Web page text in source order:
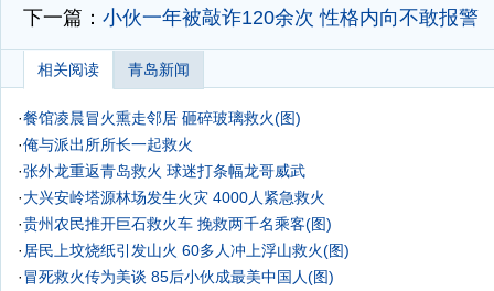
下一篇： 小伙一年被敲诈120余次 性格内向不敢报警
相关阅读 青岛新闻
·餐馆凌晨冒火熏走邻居 砸碎玻璃救火(图)
·俺与派出所所长一起救火
·张外龙重返青岛救火 球迷打条幅龙哥威武
·大兴安岭塔源林场发生火灾 4000人紧急救火
·贵州农民推开巨石救火车 挽救两千名乘客(图)
· 居民上坟烧纸引发山火 60多人冲上浮山救火(图)
·冒死救火传为美谈 85后小伙成最美中国人(图)